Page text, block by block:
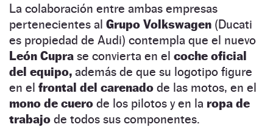
La colaboración entre ambas empresas
pertenecientes al Grupo Volkswagen (Ducati
es propiedad de Audi) contempla que el nuevo
León Cupra se convierta en el coche oficial
del equipo, además de que su logotipo figure
en el frontal del carenado de las motos, en el
mono de cuero de los pilotos y en la ropa de
trabajo de todos sus componentes.